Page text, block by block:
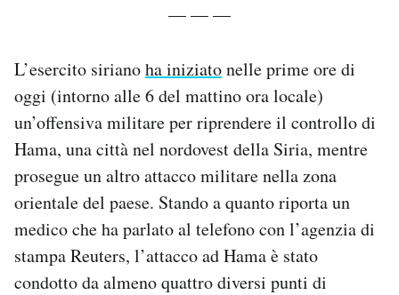
— — —
L’esercito sirianoha iniziatonelle prime ore di
oggi (intorno alle 6 del mattino ora locale)
un’offensiva militare per riprendere il controllo di
Hama, una città nel nordovest della Siria, mentre
prosegue un altro attacco militare nella zona
orientale del paese. Stando a quanto riporta un
medico che ha parlato al telefono con l’agenzia di
stampa Reuters, l’attacco ad Hama è stato
condotto da almeno quattro diversi punti di